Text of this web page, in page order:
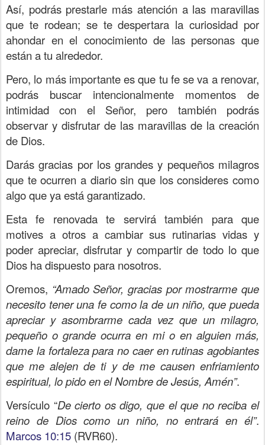
Así, podrás prestarle más atención a las maravillas
que te rodean; se te despertara la curiosidad por
ahondar en el conocimiento de las personas que
están a tu alrededor.
Pero, lo más importante es que tu fe se va a renovar,
podrás buscar intencionalmente momentos de
intimidad con el Señor, pero también podrás
observar y disfrutar de las maravillas de la creación
de Dios.
Darás gracias por los grandes y pequeños milagros
que te ocurren a diario sin que los consideres como
algo que ya está garantizado.
Esta fe renovada te servirá también para que
motives a otros a cambiar sus rutinarias vidas y
poder apreciar, disfrutar y compartir de todo lo que
Dios ha dispuesto para nosotros.
Oremos, “Amado Señor, gracias por mostrarme que
necesito tener una fe como la de un niño, que pueda
apreciar y asombrarme cada vez que un milagro,
pequeño o grande ocurra en mi o en alguien más,
dame la fortaleza para no caer en rutinas agobiantes
que me alejen de ti y de me causen enfriamiento
espiritual, lo pido en el Nombre de Jesús, Amén”.
Versículo “De cierto os digo, que el que no reciba el
reino de Dios como un niño, no entrará en él”.
Marcos 10:15 (RVR60).